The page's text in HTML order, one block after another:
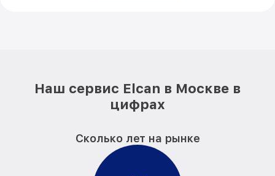
Наш сервис Elcan в Москве в
цифрах
Сколько лет на рынке